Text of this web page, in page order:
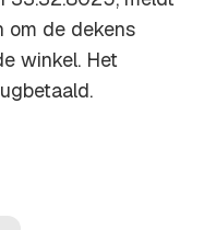
om de dekens
winkel. Het